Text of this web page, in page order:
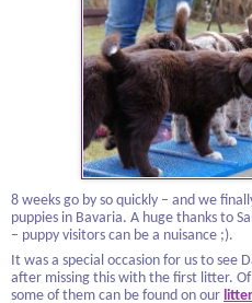
8 weeks go by so quickly – and we
puppies in Bavaria. A huge thanks to
– puppy visitors can be a nuisance ;).
It was a special occasion for us to see
after missing this with the first litter.
some of them can be found on our